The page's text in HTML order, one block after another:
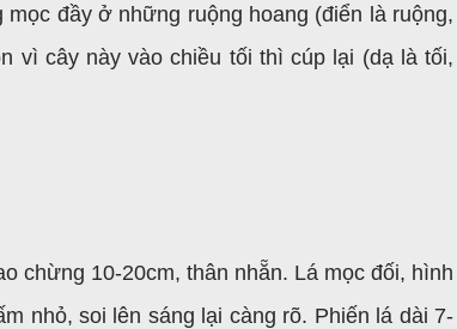
đầy ở những ruộng hoang (điển là ruộng,
vì cây này vào chiều tối thì cúp lại (dạ là tối,
chừng 10-20cm, thân nhẵn. Lá mọc đối, hình
nhỏ, soi lên sáng lại càng rõ. Phiến lá dài 7-